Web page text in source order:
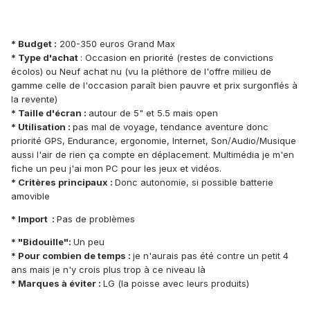
* Budget : 200-350 euros Grand Max
* Type d'achat : Occasion en priorité (restes de convictions
écolos) ou Neuf achat nu (vu la pléthore de l'offre milieu de
gamme celle de l'occasion paraît bien pauvre et prix surgonflés à
la revente)
* Taille d'écran : autour de 5" et 5.5 mais open
* Utilisation : pas mal de voyage, tendance aventure donc
priorité GPS, Endurance, ergonomie, Internet, Son/Audio/Musique
aussi l'air de rien ça compte en déplacement. Multimédia je m'en
fiche un peu j'ai mon PC pour les jeux et vidéos.
* Critères principaux : Donc autonomie, si possible batterie
amovible
* Import : Pas de problèmes
* "Bidouille": Un peu
* Pour combien de temps : je n'aurais pas été contre un petit 4
ans mais je n'y crois plus trop à ce niveau là
* Marques à éviter : LG (la poisse avec leurs produits)